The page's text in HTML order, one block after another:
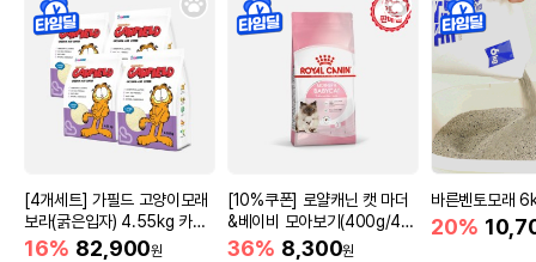
[4개세트] 가필드 고양이모래
보라(굵은입자) 4.55kg 카사
바모래
16% 82,900원
[10%쿠폰] 로얄캐닌 캣 마더
&베이비 모아보기(400g/4/1
0kg)
36% 8,300원
바른벤토모래
20%